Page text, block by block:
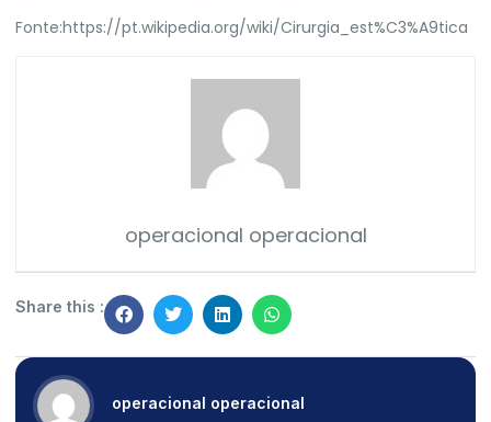
Fonte:https://pt.wikipedia.org/wiki/Cirurgia_est%C3%A9tica
operacional operacional
Share this :
operacional operacional